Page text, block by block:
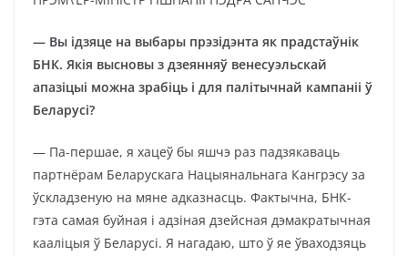
— Вы ідзяце на выбары прэзідэнта як прадстаўнік
БНК. Якія высновы з дзеянняў венесуэльскай
апазіцыі можна зрабіць і для палітычнай кампаніі ў
Беларусі?
— Па-першае, я хацеў бы яшчэ раз падзякаваць
партнёрам Беларускага Нацыянальнага Кангрэсу за
ўскладзеную на мяне адказнасць. Фактычна, БНК-
гэта самая буйная і адзіная дзейсная дэмакратычная
кааліцыя ў Беларусі. Я нагадаю, што ў яе ўваходзяць